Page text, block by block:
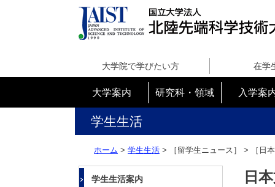
端
科
大学院で学びたい方 在学
大学案内 研究科・領域 入学案
学生生活
ホーム > 学生生活 > ［留学生ニュース］ > ［日
学生生活案内 日